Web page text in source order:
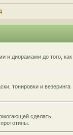
и диорамами до того, как
тонировки и везеринга
сделать